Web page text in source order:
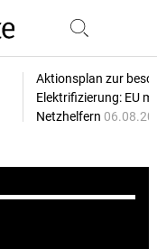
Aktionsplan zur
Elektrifizierung: EU
Netzhelfern